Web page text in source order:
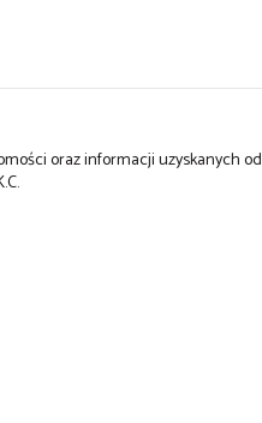
oraz informacji uzyskanych od